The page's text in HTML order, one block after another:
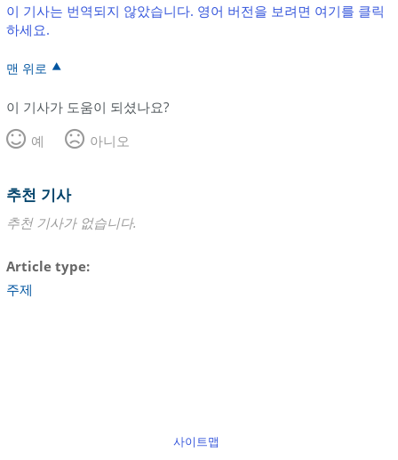
이 기사는 번역되지 않았습니다. 영어 버전을 보려면 여기를 클릭
하세요.
맨 위로
이 기사가 도움이 되셨나요?
예
아니오
추천 기사
추천 기사가 없습니다.
Article type
주제
사이트맵